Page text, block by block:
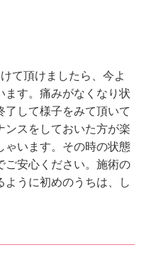
て頂けましたら、今よ
ます。痛みがなくなり状
了して様子をみて頂いて
ンスをしておいた方が楽
ゃいます。その時の状態
ご安心ください。施術の
ように初めのうちは、し